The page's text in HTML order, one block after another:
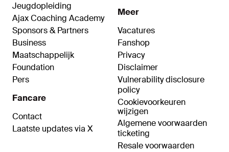
Jeugdopleiding
Ajax Coaching Academy
Sponsors & Partners
Business
Maatschappelijk
Foundation
Pers
Fancare
Contact
Laatste updates via X
Meer
Vacatures
Fanshop
Privacy
Disclaimer
Vulnerability disclosure
policy
Cookievoorkeuren
wijzigen
Algemene voorwaarden
ticketing
Resale voorwaarden